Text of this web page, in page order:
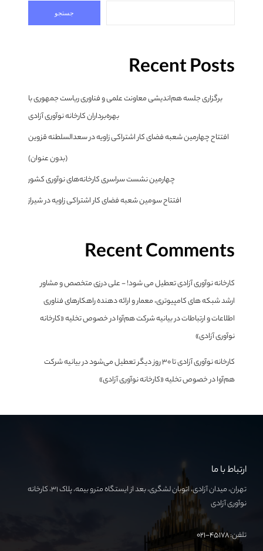
جستجو
Recent Posts
برگزاری جلسه هم‌اندیشی معاونت علمی و فناوری ریاست جمهوری با
بهره‌برداران کارخانه نوآوری آزادی
افتتاح چهارمین شعبه فضای کار اشتراکی زاویه در سعدالسلطنه قزوین
(بدون عنوان)
چهارمین نشست سراسری کارخانه‌های نوآوری کشور
افتتاح سومین شعبه فضای کار اشتراکی زاویه در شیراز
Recent Comments
کارخانه نوآوری آزادی تعطیل می شود! - علی درزی متخصص و مشاور
ارشد شبکه های کامپیوتری، معمار و ارائه دهنده راهکارهای فناوری
اطلاعات و ارتباطاتدربیانیه شرکت هم‌آوا در خصوص تخلیه «کارخانه
نوآوری آزادی»
کارخانه نوآوری آزادی تا ۳۰ روز دیگر تعطیل می‌شود دربیانیه شرکت
هم‌آوا در خصوص تخلیه «کارخانه نوآوری آزادی»
ارتباط با ما
تهران، میدان آزادی، اتوبان لشگری، بعد از ایستگاه مترو بیمه، پلاک ۳۱، کارخانه
نوآوری آزادی
تلفن:۴۵۱۷۸-۰۲۱